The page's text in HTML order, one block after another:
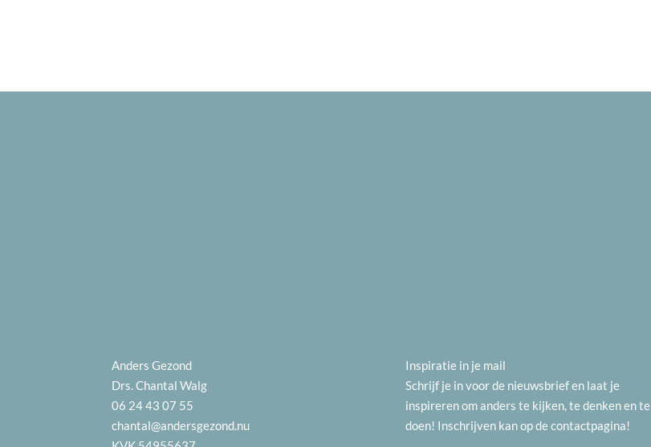
Anders Gezond
Drs. Chantal Walg
06 24 43 07 55
chantal@andersgezond.nu
Inspiratie in je mail
Schrijf je in voor de nieuwsbrief en laat je
inspireren om anders te kijken, te denken en te
doen! Inschrijven kan op decontactpagina!